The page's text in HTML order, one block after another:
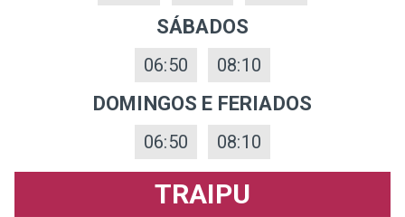
SÁBADOS
06:50 08:10
DOMINGOS E FERIADOS
06:50 08:10
TRAIPU